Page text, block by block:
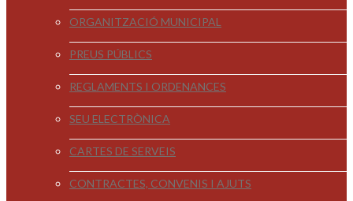
ORGANITZACIÓ MUNICIPAL
PREUS PÚBLICS
REGLAMENTS I ORDENANCES
SEU ELECTRÒNICA
CARTES DE SERVEIS
CONTRACTES, CONVENIS I AJUTS